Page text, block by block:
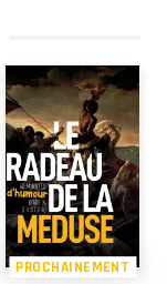
PROCHAINEMENT